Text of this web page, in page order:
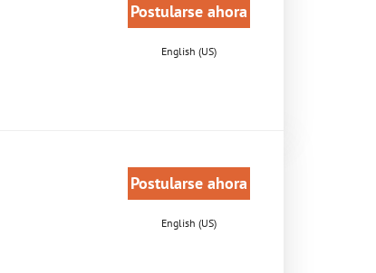
Postularse ahora
English (US)
Postularse ahora
English (US)